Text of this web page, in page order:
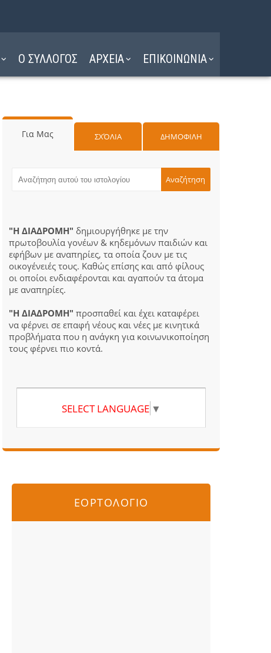
Ο ΣΥΛΛΟΓΟΣ ΑΡΧΕΙΑ ΕΠΙΚΟΙΝΩΝΙΑ
Για Μας ΣΧΌΛΙΑ ΔΗΜΟΦΙΛΗ
"Η ΔΙΑΔΡΟΜΗ" δημιουργήθηκε με την
πρωτοβουλία γονέων & κηδεμόνων παιδιών και
εφήβων με αναπηρίες, τα οποία ζουν με τις
οικογένειές τους. Καθώς επίσης και από φίλους
οι οποίοι ενδιαφέρονται και αγαπούν τα άτομα
με αναπηρίες.
"Η ΔΙΑΔΡΟΜΗ" προσπαθεί και έχει καταφέρει
να φέρνει σε επαφή νέους και νέες με κινητικά
προβλήματα που η ανάγκη για κοινωνικοποίηση
τους φέρνει πιο κοντά.
SELECT LANGUAGE ▼
ΕΟΡΤΟΛΟΓΙΟ